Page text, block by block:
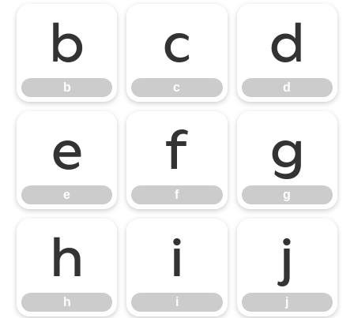
b
b
c
c
d
d
e
e
f
f
g
g
h
h
i
i
j
j